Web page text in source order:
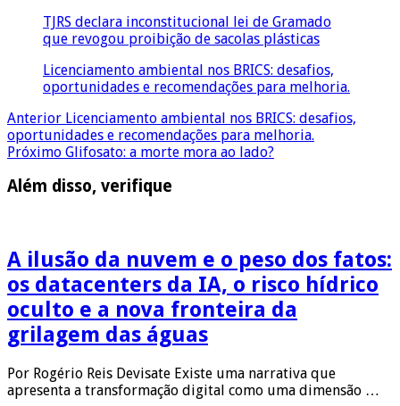
TJRS declara inconstitucional lei de Gramado
que revogou proibição de sacolas plásticas
Licenciamento ambiental nos BRICS: desafios,
oportunidades e recomendações para melhoria.
Anterior Licenciamento ambiental nos BRICS: desafios,
oportunidades e recomendações para melhoria.
Próximo Glifosato: a morte mora ao lado?
Além disso, verifique
A ilusão da nuvem e o peso dos fatos:
os datacenters da IA, o risco hídrico
oculto e a nova fronteira da
grilagem das águas
Por Rogério Reis Devisate Existe uma narrativa que
apresenta a transformação digital como uma dimensão …